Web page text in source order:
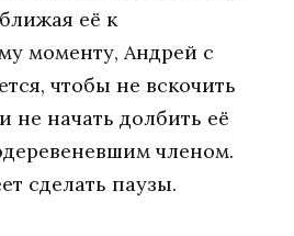
её к
моменту, Андрей с
чтобы не вскочить
не начать долбить её
членом.
сделать паузы.